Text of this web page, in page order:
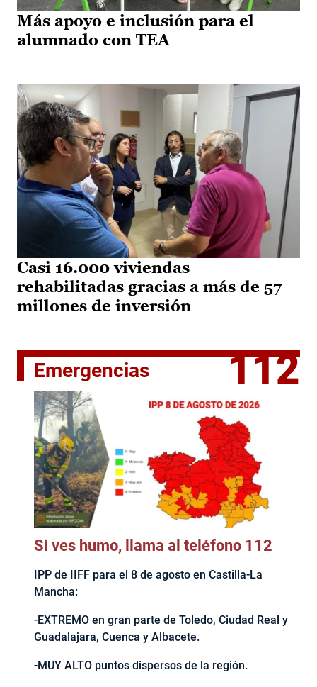
Más apoyo e inclusión para el
alumnado con TEA
Casi 16.000 viviendas
rehabilitadas gracias a más de 57
millones de inversión
Emergencias 112
Si ves humo, llama al teléfono 112
IPP de IIFF para el 8 de agosto en Castilla-La
Mancha:
-EXTREMO en gran parte de Toledo, Ciudad Real y
Guadalajara, Cuenca y Albacete.
-MUY ALTO puntos dispersos de la región.